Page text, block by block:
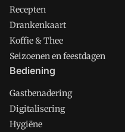
Recepten
Drankenkaart
Koffie & Thee
Seizoenen en feestdagen
Bediening
Gastbenadering
Digitalisering
Hygiëne